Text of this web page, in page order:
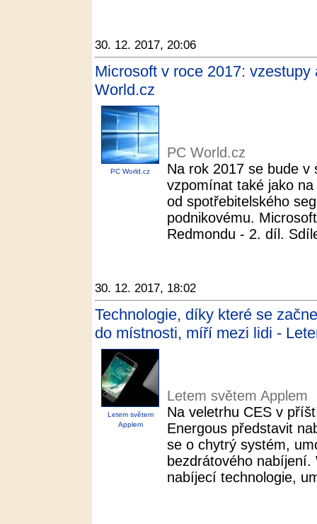
30. 12. 2017, 20:06
Microsoft v roce 2017:
World.cz
PC World.cz
PC World.cz
Na rok 2017 se bude v
vzpomínat také jako
od spotřebitelského
podnikovému.
Redmondu - 2. díl.
30. 12. 2017, 18:02
Technologie, díky které se
do místnosti, míří mezi lidi -
Letem světem
Applem
Letem světem Applem
Na veletrhu CES v
Energous představit
se o chytrý systém,
bezdrátového
nabíjecí technologie,